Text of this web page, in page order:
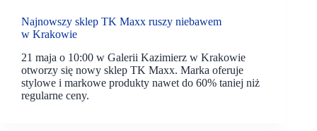
Najnowszy sklep TK Maxx ruszy niebawem
w Krakowie
21 maja o 10:00 w Galerii Kazimierz w Krakowie
otworzy się nowy sklep TK Maxx. Marka oferuje
stylowe i markowe produkty nawet do 60% taniej niż
regularne ceny.